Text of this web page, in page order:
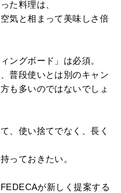
た料理は、
気と相まって美味しさ倍
ングボード」は必須。
普段使いとは別のキャン
も多いのではないでしょ
、使い捨てでなく、長く
っておきたい。
が新しく提案する